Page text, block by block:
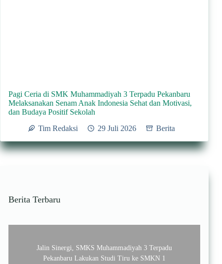
Pagi Ceria di SMK Muhammadiyah 3 Terpadu Pekanbaru
Melaksanakan Senam Anak Indonesia Sehat dan Motivasi,
dan Budaya Positif Sekolah
Tim Redaksi
29 Juli 2026 Berita
Berita Terbaru
Jalin Sinergi, SMKS Muhammadiyah 3 Terpadu
Pekanbaru Lakukan Studi Tiru ke SMKN 1